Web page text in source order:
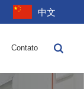
中文
Contato